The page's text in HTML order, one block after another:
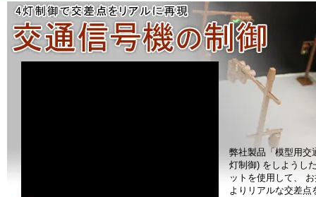
弊社製品「模型用交
灯制御) をしようし
ットを使用して、
よりリアルな交差点